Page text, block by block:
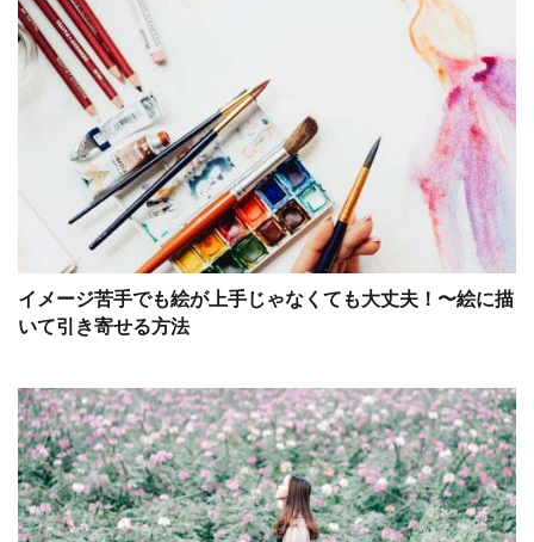
イメージ苦手でも絵が上手じゃなくても大丈夫！〜絵に描
いて引き寄せる方法